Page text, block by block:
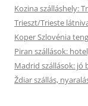
Kozina szálláshely:
Trieszt/Trieste
Koper Szlovénia
Piran szállások:
Madrid szállások: jó
Ždiar szállás,